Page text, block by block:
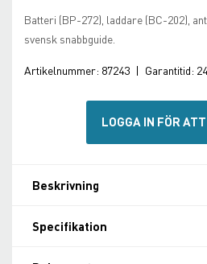
Batteri (BP-272), laddare (BC-202),
svensk snabbguide.
Artikelnummer: 87243 | Garantitid:
LOGGA IN FÖR
Beskrivning
Specifikation